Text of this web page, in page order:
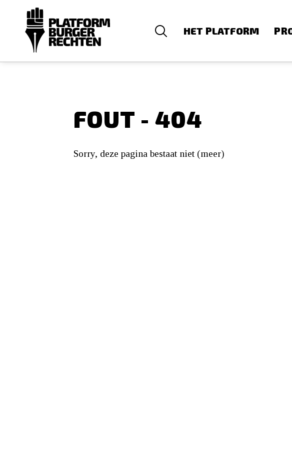
HET PLATFORM
FOUT - 404
Sorry, deze pagina bestaat niet (meer)